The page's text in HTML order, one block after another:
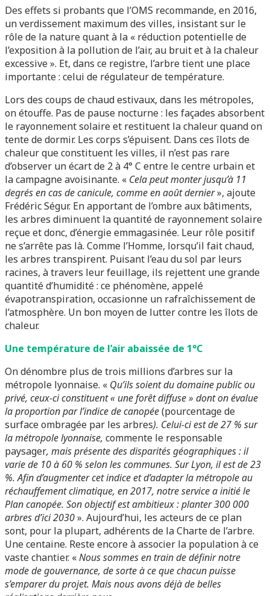
Des effets si probants que l’OMS recommande, en 2016,
un verdissement maximum des villes, insistant sur le
rôle de la nature quant à la « réduction potentielle de
l’exposition à la pollution de l’air, au bruit et à la chaleur
excessive ». Et, dans ce registre, l’arbre tient une place
importante : celui de régulateur de température.
Lors des coups de chaud estivaux, dans les métropoles,
on étouffe. Pas de pause nocturne : les façades absorbent
le rayonnement solaire et restituent la chaleur quand on
tente de dormir. Les corps s’épuisent. Dans ces îlots de
chaleur que constituent les villes, il n’est pas rare
d’observer un écart de 2 à 4° C entre le centre urbain et
la campagne avoisinante. « Cela peut monter jusqu’à 11
degrés en cas de canicule, comme en août dernier», ajoute
Frédéric Ségur. En apportant de l’ombre aux bâtiments,
les arbres diminuent la quantité de rayonnement solaire
reçue et donc, d’énergie emmagasinée. Leur rôle positif
ne s’arrête pas là. Comme l’Homme, lorsqu’il fait chaud,
les arbres transpirent. Puisant l’eau du sol par leurs
racines, à travers leur feuillage, ils rejettent une grande
quantité d’humidité : ce phénomène, appelé
évapotranspiration, occasionne un rafraîchissement de
l’atmosphère. Un bon moyen de lutter contre les îlots de
chaleur.
Une température de l’air abaissée de 1°C
On dénombre plus de trois millions d’arbres sur la
métropole lyonnaise. « Qu’ils soient du domaine public ou
privé, ceux-ci constituent « une forêt diffuse » dont on évalue
la proportion par l’indice de canopée(pourcentage de
surface ombragée par les arbres). Celui-ci est de 27 % sur
la métropole lyonnaise, commente le responsable
paysager, mais présente des disparités géographiques : il
varie de 10 à 60 % selon les communes. Sur Lyon, il est de 23
%. Afin d’augmenter cet indice et d’adapter la métropole au
réchauffement climatique, en 2017, notre service a initié le
Plan canopée. Son objectif est ambitieux : planter 300 000
arbres d’ici 2030». Aujourd’hui, les acteurs de ce plan
sont, pour la plupart, adhérents de la Charte de l’arbre.
Une centaine. Reste encore à associer la population à ce
vaste chantier. «Nous sommes en train de définir notre
mode de gouvernance, de sorte à ce que chacun puisse
s’emparer du projet. Mais nous avons déjà de belles